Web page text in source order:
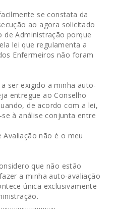
se constata da
ao agora solicitado
de Administração porque
lei que regulamenta a
Enfermeiros não foram
ser exigido a minha auto-
entregue ao Conselho
de acordo com a lei,
à análise conjunta entre
Avaliação não é o meu
que não estão
a minha auto-avaliação
única exclusivamente